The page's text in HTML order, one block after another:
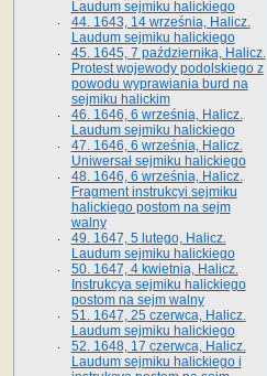
Laudum sejmiku halickiego
44. 1643, 14 września, Halicz.
Laudum sejmiku halickiego
45. 1645, 7 października, Halicz.
Protest wojewody podolskiego z
powodu wyprawiania burd na
sejmiku halickim
46. 1646, 6 września, Halicz.
Laudum sejmiku halickiego
47. 1646, 6 września, Halicz.
Uniwersał sejmiku halickiego
48. 1646, 6 września, Halicz.
Fragment instrukcyi sejmiku
halickiego postom na sejm
walny
49. 1647, 5 lutego, Halicz.
Laudum sejmiku halickiego
50. 1647, 4 kwietnia, Halicz.
Instrukcya sejmiku halickiego
postom na sejm walny
51. 1647, 25 czerwca, Halicz.
Laudum sejmiku halickiego
52. 1648, 17 czerwca, Halicz.
Laudum sejmiku halickiego i